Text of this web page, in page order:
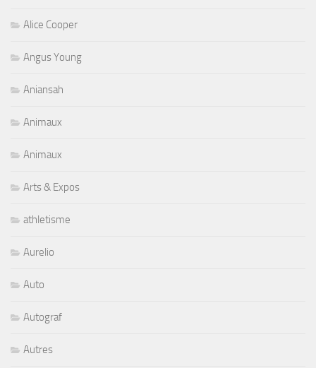
Alice Cooper
Angus Young
Aniansah
Animaux
Animaux
Arts & Expos
athletisme
Aurelio
Auto
Autograf
Autres